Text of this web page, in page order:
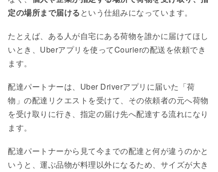
定の場所まで届けるという仕組みになっています。
たとえば、ある人が自宅にある荷物を誰かに届けてほし
いとき、Uberアプリを使ってCourierの配送を依頼でき
ます。
配達パートナーは、Uber Driverアプリに届いた「荷
物」の配達リクエストを受けて、その依頼者の元へ荷物
を受け取りに行き、指定の届け先へ配達する流れになり
ます。
配達パートナーから見て今までの配達と何が違うのかと
いうと、運ぶ品物が料理以外になるため、サイズが大き